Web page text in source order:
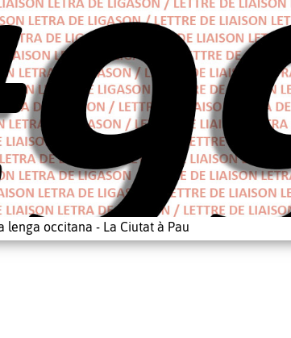
occitana - La Ciutat à Pau